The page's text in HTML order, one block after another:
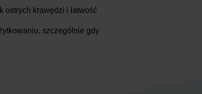
krawędzi i łatwość
szczególnie gdy